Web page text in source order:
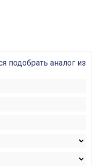
подобрать аналог из